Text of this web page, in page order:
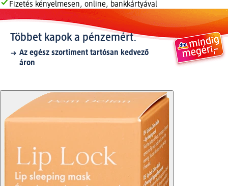
Fizetés kényelmesen, online, bankkártyával
Többet kapok a pénzemért.
Az egész szortiment tartósan kedvező
áron